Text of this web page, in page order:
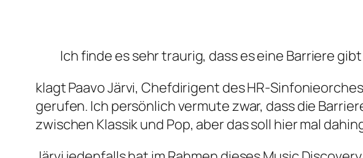
Ich finde es sehr traurig, dass es eine Barriere
klagt Paavo Järvi, Chefdirigent des HR-
gerufen. Ich persönlich vermute zwar, dass die
zwischen Klassik und Pop, aber das soll hier mal